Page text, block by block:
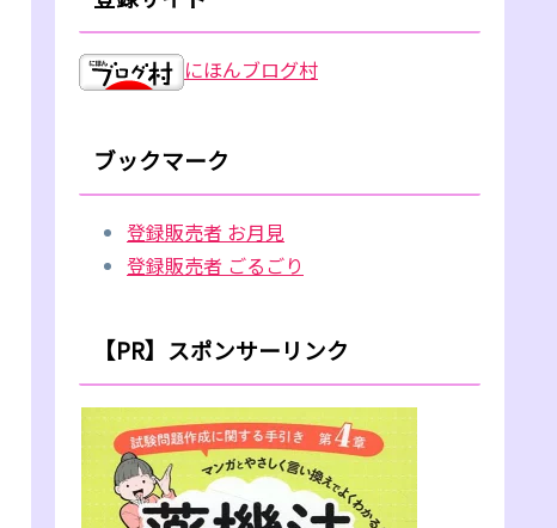
にほんブログ村
ブックマーク
登録販売者 お月見
登録販売者 ごるごり
【PR】スポンサーリンク